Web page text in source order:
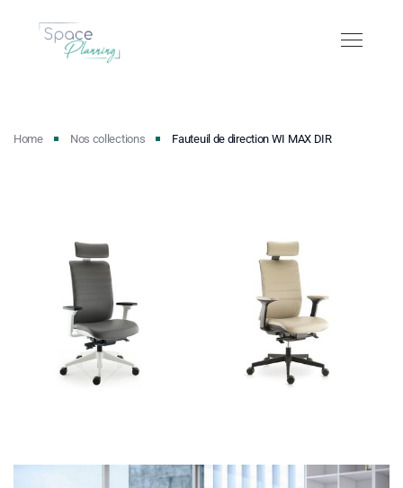
Home Nos collections Fauteuil de direction WI MAX DIR